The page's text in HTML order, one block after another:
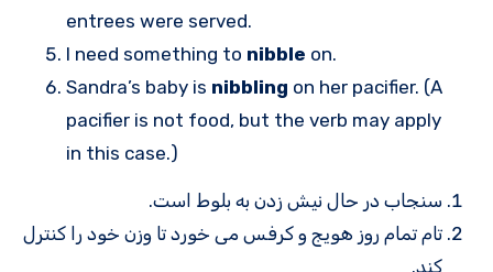
entrees were served.
I need something to nibble on.
Sandra’s baby is nibbling on her pacifier. (A
pacifier is not food, but the verb may apply
in this case.)
سنجاب در حال نیش زدن به بلوط است.
تام تمام روز هویج و کرفس می خورد تا وزن خود را کنترل
کند.